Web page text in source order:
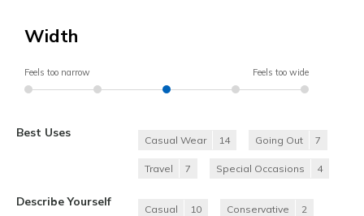
Width
Feels too narrow Feels too wide
Best Uses
Casual Wear 14 Going Out 7
Travel 7 Special Occasions 4
Describe Yourself
Casual 10 Conservative 2